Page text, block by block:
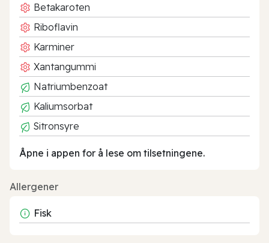
Betakaroten
Riboflavin
Karminer
Xantangummi
Natriumbenzoat
Kaliumsorbat
Sitronsyre
Åpne i appen for å lese om tilsetningene.
Allergener
Fisk